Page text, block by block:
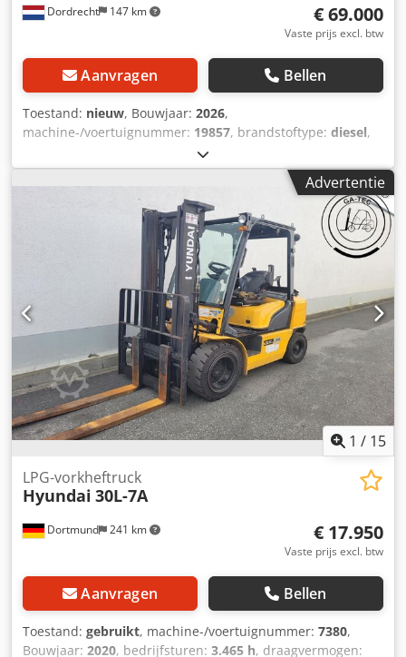
Dordrecht 147 km € 69.000
Vaste prijs excl. btw
Aanvragen Bellen
Toestand: nieuw, Bouwjaar: 2026,
machine-/voertuignummer: 19857, brandstoftype: diesel,
Hyundai DP180LB
Leeggewicht: 5.650 kg Generatorvermogen: 710 kVA
Laadruimte-afmetingen: 440 x 180 x 250 cm CE-markering:
ja Dodpfjyhlf Tex Alyock Watertankinhoud: 1000 l Neem
contact op met Team DPX voor meer informatie. = Verdere
opties en toebehoren = - Accu - Bedieningspaneel - Stalen
Advertentie
1 / 15
Dortmund 241 km
LPG-vorkheftruck
Hyundai 30L-7A
€ 17.950
Vaste prijs excl. btw
Aanvragen Bellen
Toestand: gebruikt, machine-/voertuignummer: 7380,
Bouwjaar: 2020, bedrijfsturen: 3.465 h, draagvermogen: